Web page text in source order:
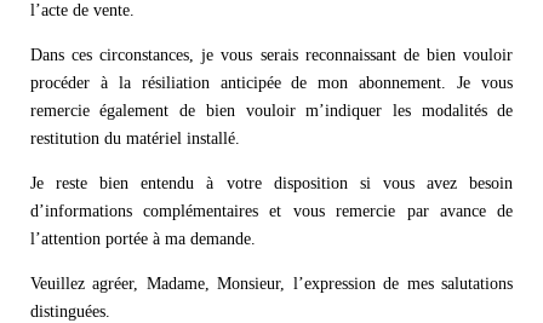
l’acte de vente.
Dans ces circonstances, je vous serais reconnaissant de bien vouloir
procéder à la résiliation anticipée de mon abonnement. Je vous
remercie également de bien vouloir m’indiquer les modalités de
restitution du matériel installé.
Je reste bien entendu à votre disposition si vous avez besoin
d’informations complémentaires et vous remercie par avance de
l’attention portée à ma demande.
Veuillez agréer, Madame, Monsieur, l’expression de mes salutations
distinguées.